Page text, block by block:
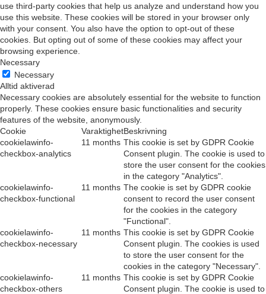
use third-party cookies that help us analyze and understand how you
use this website. These cookies will be stored in your browser only
with your consent. You also have the option to opt-out of these
cookies. But opting out of some of these cookies may affect your
browsing experience.
Necessary
Necessary
Alltid aktiverad
Necessary cookies are absolutely essential for the website to function
properly. These cookies ensure basic functionalities and security
features of the website, anonymously.
Cookie
VaraktighetBeskrivning
cookielawinfo-
checkbox-analytics
11 months This cookie is set by GDPR Cookie
Consent plugin. The cookie is used to
store the user consent for the cookies
in the category "Analytics".
cookielawinfo-
checkbox-functional
11 months The cookie is set by GDPR cookie
consent to record the user consent
for the cookies in the category
"Functional".
cookielawinfo-
checkbox-necessary
11 months This cookie is set by GDPR Cookie
Consent plugin. The cookies is used
to store the user consent for the
cookies in the category "Necessary".
cookielawinfo-
checkbox-others
11 months This cookie is set by GDPR Cookie
Consent plugin. The cookie is used to